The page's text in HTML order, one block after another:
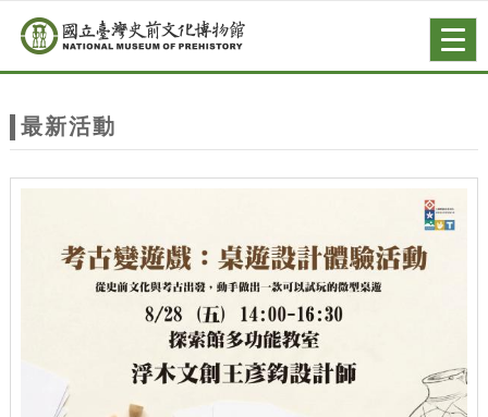
站
主
跳到主要內容
網站導覽
最新活動